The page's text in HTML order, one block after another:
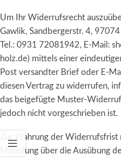
Um Ihr Widerrufsrecht
Gawlik, Sandbergerstr. 4,
Tel.: 0931 72081942, E-Mail:
holz.de) mittels einer
Post versandter Brief oder E-
diesen Vertrag zu widerrufen,
das beigefügte Muster-
jedoch nicht vorgeschrieben ist.
Zur Wahrung der Widerrufsfrist
Mitteilung über die Ausübung